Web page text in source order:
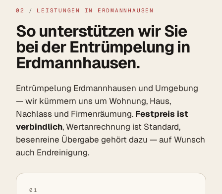
02 / LEISTUNGEN IN ERDMANNHAUSEN
So unterstützen wir Sie
bei der Entrümpelung in
Erdmannhausen.
Entrümpelung Erdmannhausen und Umgebung
— wir kümmern uns um Wohnung, Haus,
Nachlass und Firmenräumung. Festpreis ist
verbindlich, Wertanrechnung ist Standard,
besenreine Übergabe gehört dazu — auf Wunsch
auch Endreinigung.
01